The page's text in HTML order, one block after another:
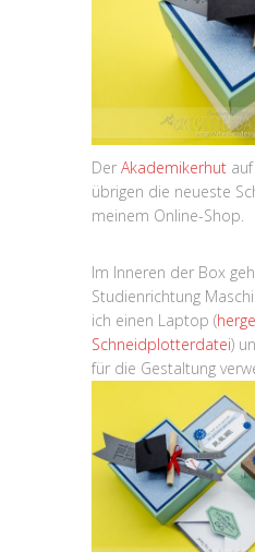
Der Akademikerhut
übrigen die neueste
meinem Online-Shop.
Im Inneren der Box
Studienrichtung
ich einen Laptop (
Schneidplotterdatei)
für die Gestaltung